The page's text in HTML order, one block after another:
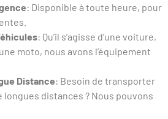
: Disponible à toute heure, pour
: Qu’il s’agisse d’une voiture,
moto, nous avons l’équipement
Distance: Besoin de transporter
longues distances ? Nous pouvons